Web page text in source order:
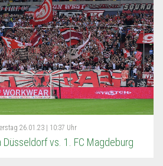
26.01.23 | 10:37 Uhr
Düsseldorf vs. 1. FC Magdeburg